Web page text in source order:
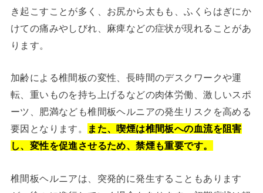
き起こすことが多く、お尻から太もも、ふくらはぎにか
けての痛みやしびれ、麻痺などの症状が現れることがあ
ります。
加齢による椎間板の変性、長時間のデスクワークや運
転、重いものを持ち上げるなどの肉体労働、激しいスポ
ーツ、肥満なども椎間板ヘルニアの発生リスクを高める
要因となります。
また、喫煙は椎間板への血流を阻害
し、変性を促進させるため、禁煙も重要です。
椎間板ヘルニアは、突発的に発生することもあります